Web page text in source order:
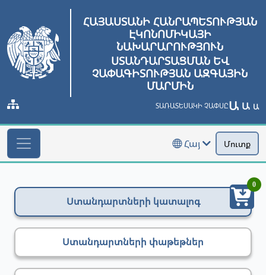
ՀԱՅԱՍՏԱՆԻ ՀԱՆՐԱՊԵՏՈՒԹՅԱՆ
ԷԿՈՆՈՄԻԿԱՅԻ
ՆԱԽԱՐԱՐՈՒԹՅՈՒՆ
ՍՏԱՆԴԱՐՏԱՑՄԱՆ ԵՎ
ՉԱՓԱԳԻՏՈՒԹՅԱՆ ԱԶԳԱՅԻՆ
ՄԱՐՄԻՆ
ՏԱՌԱՏԵՍԱԿԻ ՉԱՓՍԸԱ Ա Ա
Հայ Մուտք
Ստանդարտների կատալոգ
Ստանդարտների փաթեթներ
0